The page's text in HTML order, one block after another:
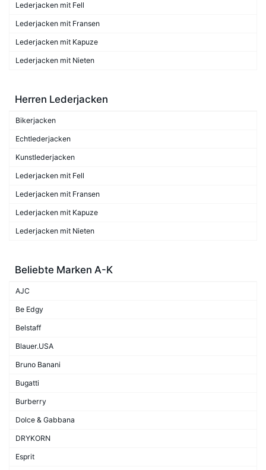
Lederjacken mit Fell
Lederjacken mit Fransen
Lederjacken mit Kapuze
Lederjacken mit Nieten
Herren Lederjacken
Bikerjacken
Echtlederjacken
Kunstlederjacken
Lederjacken mit Fell
Lederjacken mit Fransen
Lederjacken mit Kapuze
Lederjacken mit Nieten
Beliebte Marken A-K
AJC
Be Edgy
Belstaff
Blauer.USA
Bruno Banani
Bugatti
Burberry
Dolce & Gabbana
DRYKORN
Esprit